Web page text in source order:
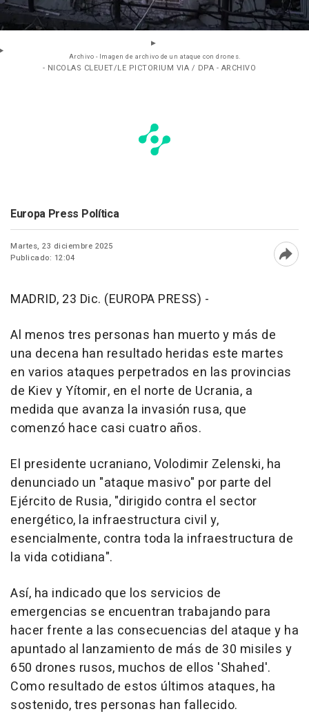
Archivo - Imagen de archivo de un ataque con drones.
- NICOLAS CLEUET/LE PICTORIUM VIA / DPA - ARCHIVO
Europa Press Política
Martes, 23 diciembre 2025
Publicado: 12:04
MADRID, 23 Dic. (EUROPA PRESS) -
Al menos tres personas han muerto y más de
una decena han resultado heridas este martes
en varios ataques perpetrados en las provincias
de Kiev y Yítomir, en el norte de Ucrania, a
medida que avanza la invasión rusa, que
comenzó hace casi cuatro años.
El presidente ucraniano, Volodimir Zelenski, ha
denunciado un "ataque masivo" por parte del
Ejército de Rusia, "dirigido contra el sector
energético, la infraestructura civil y,
esencialmente, contra toda la infraestructura de
la vida cotidiana".
Así, ha indicado que los servicios de
emergencias se encuentran trabajando para
hacer frente a las consecuencias del ataque y ha
apuntado al lanzamiento de más de 30 misiles y
650 drones rusos, muchos de ellos 'Shahed'.
Como resultado de estos últimos ataques, ha
sostenido, tres personas han fallecido.